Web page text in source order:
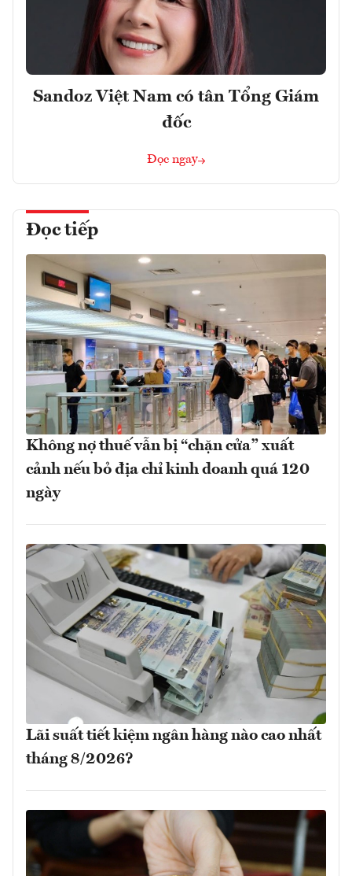
Sandoz Việt Nam có tân Tổng Giám
đốc
Đọc ngay
Đọc tiếp
Không nợ thuế vẫn bị “chặn cửa” xuất
cảnh nếu bỏ địa chỉ kinh doanh quá 120
ngày
Lãi suất tiết kiệm ngân hàng nào cao nhất
tháng 8/2026?